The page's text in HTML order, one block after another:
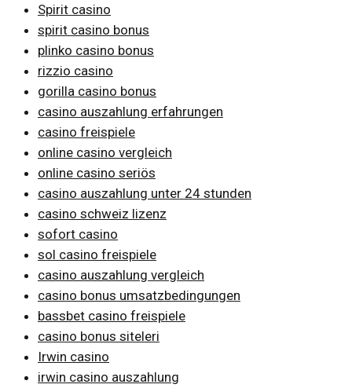
Spirit casino
spirit casino bonus
plinko casino bonus
rizzio casino
gorilla casino bonus
casino auszahlung erfahrungen
casino freispiele
online casino vergleich
online casino seriös
casino auszahlung unter 24 stunden
casino schweiz lizenz
sofort casino
sol casino freispiele
casino auszahlung vergleich
casino bonus umsatzbedingungen
bassbet casino freispiele
casino bonus siteleri
Irwin casino
irwin casino auszahlung